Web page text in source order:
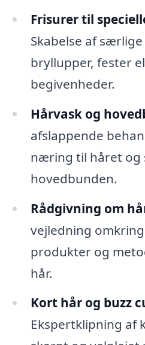
Frisurer til
Skabelse af
bryllupper, fester
begivenheder.
Hårvask og
afslappende
næring til håret og
hovedbunden.
Rådgivning om
vejledning
produkter og
hår.
Kort hår og buzz
Ekspertklipning af